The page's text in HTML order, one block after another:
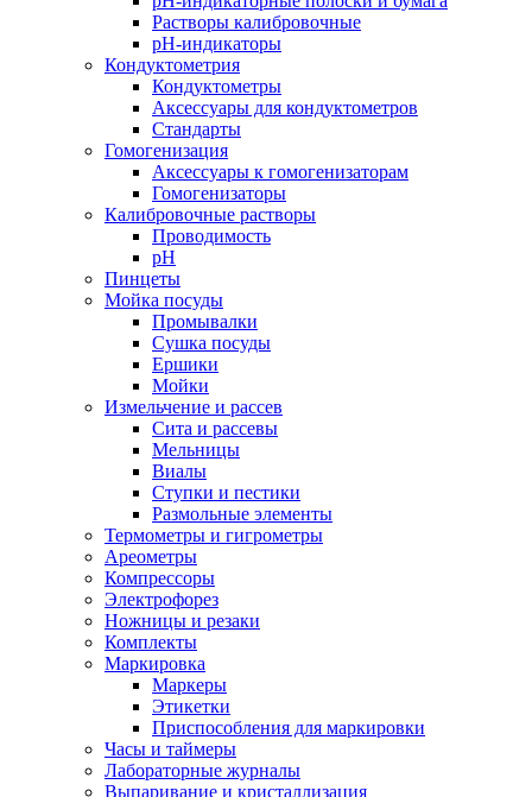
Растворы калибровочные
pH-индикаторы
Кондуктометрия
Кондуктометры
Аксессуары для кондуктометров
Стандарты
Гомогенизация
Аксессуары к гомогенизаторам
Гомогенизаторы
Калибровочные растворы
Проводимость
pH
Пинцеты
Мойка посуды
Промывалки
Сушка посуды
Ершики
Мойки
Измельчение и рассев
Сита и рассевы
Мельницы
Виалы
Ступки и пестики
Размольные элементы
Термометры и гигрометры
Ареометры
Компрессоры
Электрофорез
Ножницы и резаки
Комплекты
Маркировка
Маркеры
Этикетки
Приспособления для маркировки
Часы и таймеры
Лабораторные журналы
Выпаривание и кристаллизация